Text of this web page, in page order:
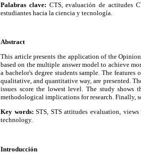
Palabras clave: CTS, evaluación de actitudes
estudiantes hacia la ciencia y tecnología.
Abstract
This article presents the application of the
based on the multiple answer model to achieve
a bachelor's degree students sample. The
qualitative, and quantitative way, are presented.
issues score the lowest level. The study shows
methodological implications for research. Finally,
Key words: STS, STS attitudes evaluation,
technology.
Introducción